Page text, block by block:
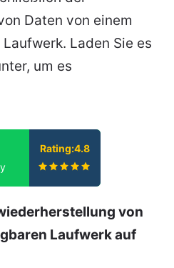
Daten von einem
Laden Sie es
um es
Rating:4.8
von
Laufwerk auf